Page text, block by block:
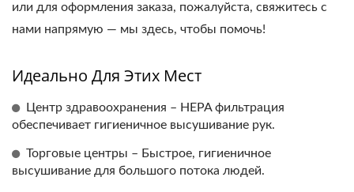
или для оформления заказа, пожалуйста, свяжитесь с
нами напрямую — мы здесь, чтобы помочь!
Идеально Для Этих Мест
Центр здравоохранения – HEPA фильтрация
обеспечивает гигиеничное высушивание рук.
Торговые центры – Быстрое, гигиеничное
высушивание для большого потока людей.